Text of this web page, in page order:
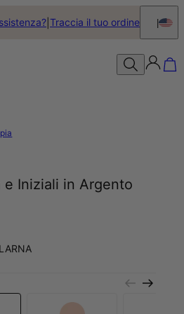
Traccia il tuo ordine
e Iniziali in Argento